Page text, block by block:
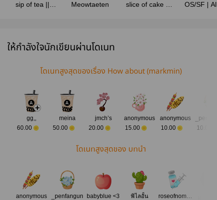
sip of tea ||
Meowtaeten
slice of cake ||
OS/SF |
ให้กำลังใจนักเขียนผ่านโดเนท
โดเนทสูงสุดของเรื่อง How about (markmin)
gg,,
60.00
meina
50.00
jmch’s
20.00
anonymous
15.00
anonymous
10.00
10.00
โดเนทสูงสุดของ บทนำ
anonymous
_penfangun
babyblue <3
พิไลอั้น
roseofnoman